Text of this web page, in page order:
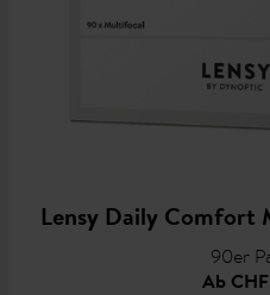
Lensy Daily Comfort
90er
Ab